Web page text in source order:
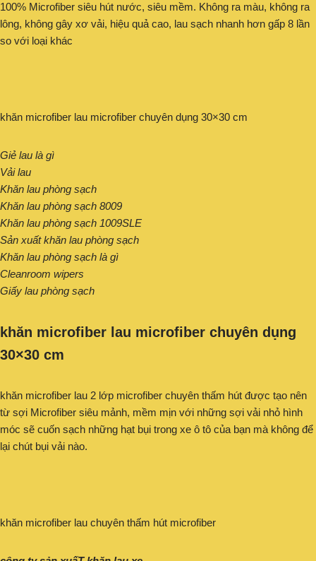
100% Microfiber siêu hút nước, siêu mềm. Không ra màu, không ra
lông, không gây xơ vải, hiệu quả cao, lau sạch nhanh hơn gấp 8 lần
so với loại khác
khăn microfiber lau microfiber chuyên dụng 30×30 cm
Giẻ lau là gì
Vải lau
Khăn lau phòng sạch
Khăn lau phòng sạch 8009
Khăn lau phòng sạch 1009SLE
Sản xuất khăn lau phòng sạch
Khăn lau phòng sạch là gì
Cleanroom wipers
Giấy lau phòng sạch
khăn microfiber lau microfiber chuyên dụng
30×30 cm
khăn microfiber lau 2 lớp microfiber chuyên thấm hút được tạo nên
từ sợi Microfiber siêu mảnh, mềm mịn với những sợi vải nhỏ hình
móc sẽ cuốn sạch những hạt bụi trong xe ô tô của bạn mà không để
lại chút bụi vải nào.
khăn microfiber lau chuyên thấm hút microfiber